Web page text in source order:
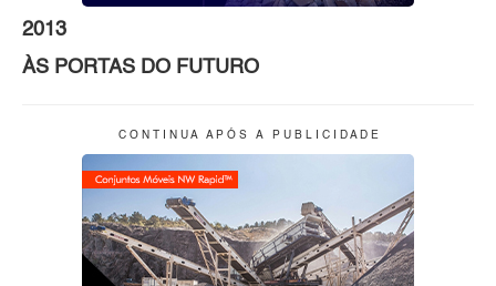
2013
ÀS PORTAS DO FUTURO
C O N T I N U A A P Ó S A P U B L I C I D A D E